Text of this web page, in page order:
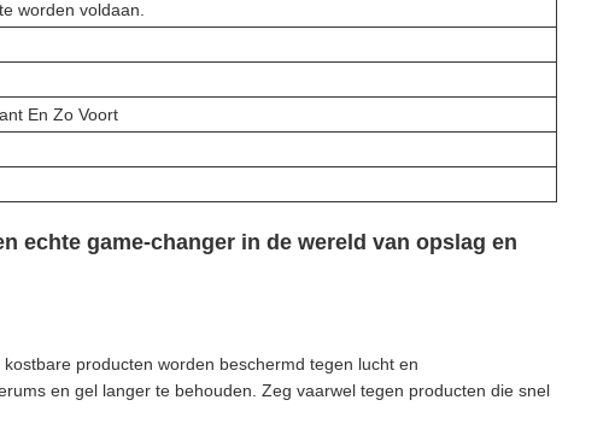
worden voldaan.
En Zo Voort
echte game-changer in de wereld van opslag en
producten worden beschermd tegen lucht en
en gel langer te behouden. Zeg vaarwel tegen producten die snel